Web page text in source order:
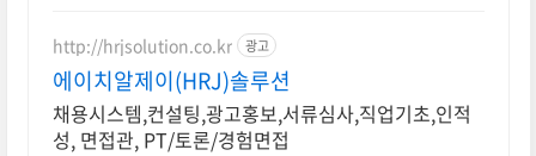
http://hrjsolution.co.kr 광고
에이치알제이(HRJ)솔루션
채용시스템,컨설팅,광고홍보,서류심사,직업기초,인적
성, 면접관, PT/토론/경험면접